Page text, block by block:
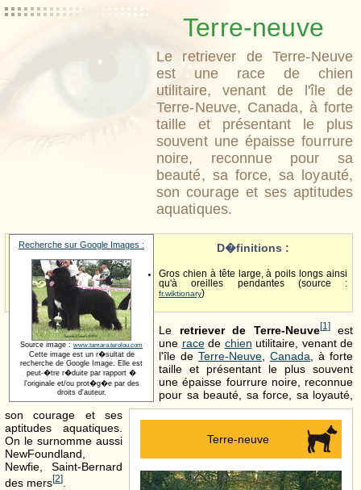
Terre-neuve
Le retriever de Terre-Neuve
est une race de chien
utilitaire, venant de l'île de
Terre-Neuve, Canada, à forte
taille et présentant le plus
souvent une épaisse fourrure
noire, reconnue pour sa
beauté, sa force, sa loyauté,
son courage et ses aptitudes
aquatiques.
Recherche sur Google Images :
Source image : www.tamara.terolou.com
Cette image est un r�sultat de
recherche de Google Image. Elle est
peut-�tre r�duite par rapport �
l'originale et/ou prot�g�e par des
droits d'auteur.
D�finitions :
Gros chien à tête large, à poils longs ainsi
qu'à oreilles pendantes (source :
fr.wiktionary)
Terre-neuve
Le retriever de Terre-Neuve[1]est
une racede chien utilitaire, venant de
l'île de Terre-Neuve Canada , à forte
taille et présentant le plus souvent
une épaisse fourrure noire, reconnue
pour sa beauté, sa force, sa loyauté,
son courage et ses
aptitudes aquatiques.
On le surnomme aussi
NewFoundland,
Newfie, Saint-Bernard
des mers[2]